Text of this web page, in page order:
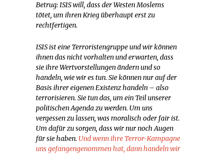
Betrug: ISIS will, dass der Westen Moslems
tötet, um ihren Krieg überhaupt erst zu
rechtfertigen.
ISIS ist eine Terroristengruppe und wir können
ihnen das nicht vorhalten und erwarten, dass
sie ihre Wertvorstellungen ändern und so
handeln, wie wir es tun. Sie können nur auf der
Basis ihrer eigenen Existenz handeln – also
terrorisieren. Sie tun das, um ein Teil unserer
politischen Agenda zu werden. Um uns
vergessen zu lassen, was moralisch oder fair ist.
Um dafür zu sorgen, dass wir nur noch Augen
für sie haben. Und wenn ihre Terror-Kampagne
uns gefangengenommen hat, dann handeln wir